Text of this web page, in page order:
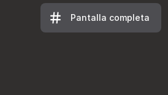
Pantalla completa